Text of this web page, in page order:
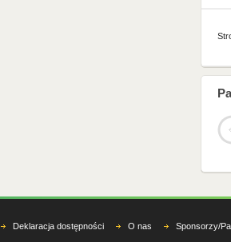
Deklaracja dostępności O nas Sponsorzy/